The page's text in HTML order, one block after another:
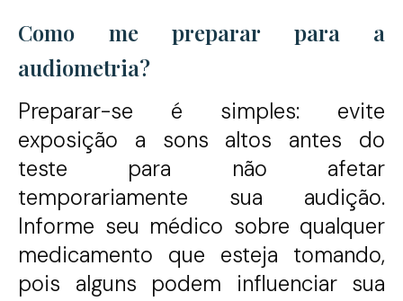
Como me preparar para a
audiometria?
Preparar-se é simples: evite
exposição a sons altos antes do
teste para não afetar
temporariamente sua audição.
Informe seu médico sobre qualquer
medicamento que esteja tomando,
pois alguns podem influenciar sua